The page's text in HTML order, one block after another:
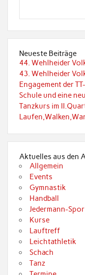
Neueste Beiträge
44. Wehlheider
43. Wehlheider
Engagement der
Schule und eine
Tanzkurs im
Aktuelles aus den
Allgemein
Events
Gymnastik
Handball
Jedermann-
Kurse
Lauftreff
Leichtathletik
Schach
Tanz